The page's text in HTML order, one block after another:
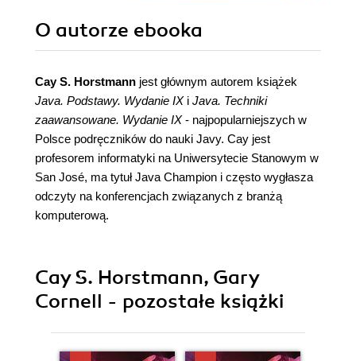
O autorze ebooka
Cay S. Horstmann jest głównym autorem książek
Java. Podstawy. Wydanie IXi Java. Techniki
zaawansowane. Wydanie IX- najpopularniejszych w
Polsce podręczników do nauki Javy. Cay jest
profesorem informatyki na Uniwersytecie Stanowym w
San José, ma tytuł Java Champion i często wygłasza
odczyty na konferencjach związanych z branżą
komputerową.
Cay S. Horstmann, Gary
Cornell - pozostałe książki